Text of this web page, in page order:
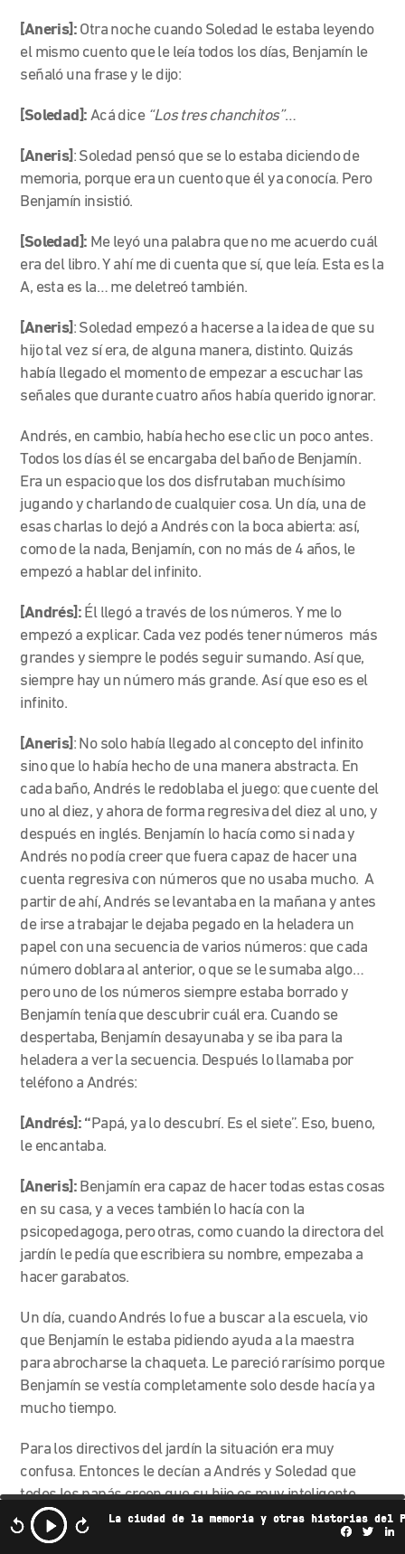
La ciudad de la memoria y otras historias del
[Aneris]: Otra noche cuando Soledad le estaba leyendo
el mismo cuento que le leía todos los días, Benjamín le
señaló una frase y le dijo:
[Soledad]: Acá dice “Los tres chanchitos”…
[Aneris] : Soledad pensó que se lo estaba diciendo de
memoria, porque era un cuento que él ya conocía. Pero
Benjamín insistió.
[Soledad]: Me leyó una palabra que no me acuerdo cuál
era del libro. Y ahí me di cuenta que sí, que leía. Esta es la
A, esta es la… me deletreó también.
[Aneris] : Soledad empezó a hacerse a la idea de que su
hijo tal vez sí era, de alguna manera, distinto. Quizás
había llegado el momento de empezar a escuchar las
señales que durante cuatro años había querido ignorar.
Andrés, en cambio, había hecho ese clic un poco antes.
Todos los días él se encargaba del baño de Benjamín.
Era un espacio que los dos disfrutaban muchísimo
jugando y charlando de cualquier cosa. Un día, una de
esas charlas lo dejó a Andrés con la boca abierta: así,
como de la nada, Benjamín, con no más de 4 años, le
empezó a hablar del infinito.
[Andrés]: Él llegó a través de los números. Y me lo
empezó a explicar. Cada vez podés tener números más
grandes y siempre le podés seguir sumando. Así que,
siempre hay un número más grande. Así que eso es el
infinito.
[Aneris] : No solo había llegado al concepto del infinito
sino que lo había hecho de una manera abstracta. En
cada baño, Andrés le redoblaba el juego: que cuente del
uno al diez, y ahora de forma regresiva del diez al uno, y
después en inglés. Benjamín lo hacía como si nada y
Andrés no podía creer que fuera capaz de hacer una
cuenta regresiva con números que no usaba mucho. A
partir de ahí, Andrés se levantaba en la mañana y antes
de irse a trabajar le dejaba pegado en la heladera un
papel con una secuencia de varios números: que cada
número doblara al anterior, o que se le sumaba algo…
pero uno de los números siempre estaba borrado y
Benjamín tenía que descubrir cuál era. Cuando se
despertaba, Benjamín desayunaba y se iba para la
heladera a ver la secuencia. Después lo llamaba por
teléfono a Andrés:
[Andrés]: “ Papá, ya lo descubrí. Es el siete”. Eso, bueno,
le encantaba.
[Aneris]: Benjamín era capaz de hacer todas estas cosas
en su casa, y a veces también lo hacía con la
psicopedagoga, pero otras, como cuando la directora del
jardín le pedía que escribiera su nombre, empezaba a
hacer garabatos.
Un día, cuando Andrés lo fue a buscar a la escuela, vio
que Benjamín le estaba pidiendo ayuda a la maestra
para abrocharse la chaqueta. Le pareció rarísimo porque
Benjamín se vestía completamente solo desde hacía ya
mucho tiempo.
Para los directivos del jardín la situación era muy
confusa. Entonces le decían a Andrés y Soledad que
todos los papás creen que su hijo es muy inteligente
pero que cuando le habían pedido a Benjamín que
escribiera su nombre, no había hecho más que un